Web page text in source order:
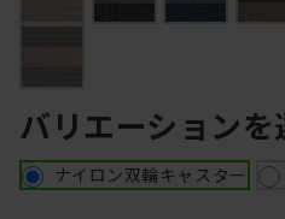
バリエーションを
ナイロン双輪キャスター